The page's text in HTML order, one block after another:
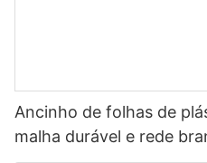
Ancinho de folhas de
malha durável e rede